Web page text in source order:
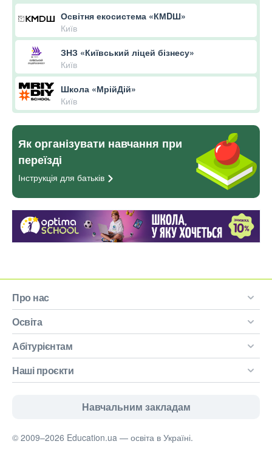
Освітня екосистема «КМDШ»
Київ
ЗНЗ «Київський ліцей бізнесу»
Київ
Школа «МрійДій»
Київ
Як організувати навчання при
переїзді
Інструкція для батьків
Про нас
Освіта
Абітурієнтам
Наші проєкти
Навчальним закладам
© 2009–2026 Education.ua — освіта в Україні.